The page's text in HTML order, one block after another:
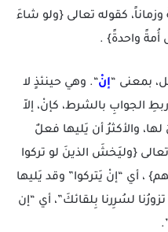
كقوله تعالى {ولو شاءَ
واحدةً} .
إنْ“. وهي حينئذٍ لا
الجوابِ بالشرط، كإنْ، إلاّ
والأكثرُ أن يَليها فعلٌ
{وليَخشَ الذينَ لو تركوا
، أي “إنْ يَتركوا” وقد يَليها
لسُرِرنا بِلقائكَ”، أي “إن